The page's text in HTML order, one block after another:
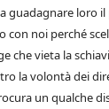
guadagnare loro il
noi perché
che vieta la
la volontà dei
un qualche